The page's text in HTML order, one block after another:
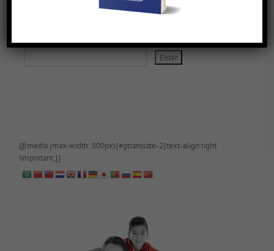
De blog is (tijdelijk) afgeschermd, als je toegang wilt, app of mail
@media (max-width: 800px){#gtranslate-2{text-align:right
!important;}}